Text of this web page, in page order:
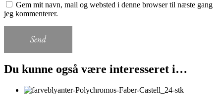
Gem mit navn, mail og websted i denne browser til næste gang
jeg kommenterer.
Send
Du kunne også være interesseret i…